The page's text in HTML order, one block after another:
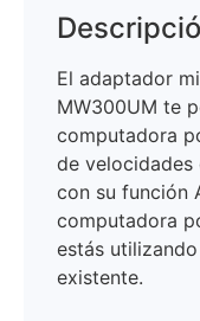
El adaptador
MW300UM te
computadora
de velocidades
con su función
computadora
estás
existente.